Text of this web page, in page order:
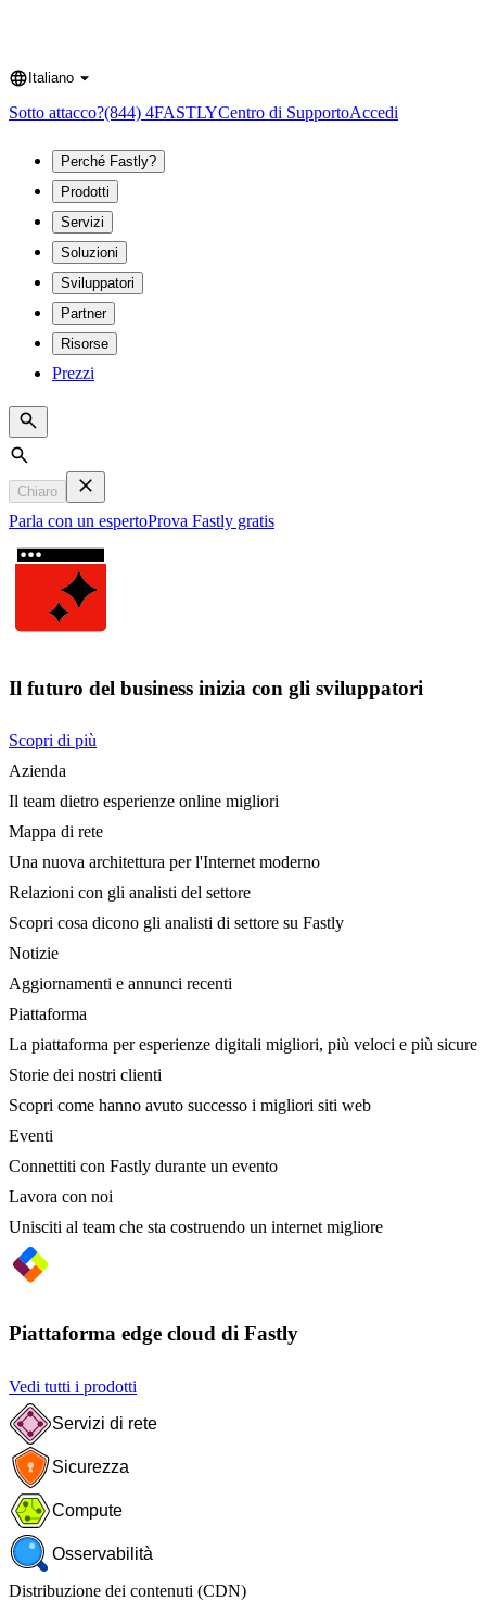
Language
Italiano
Sotto attacco?(844) 4FASTLYCentro di SupportoAccedi
Perché Fastly?
Prodotti
Servizi
Soluzioni
Sviluppatori
Partner
Risorse
Prezzi
Search
Chiaro
Parla con un espertoProva Fastly gratis
Il futuro del business inizia con gli sviluppatori
Scopri di più
Azienda
Il team dietro esperienze online migliori
Mappa di rete
Una nuova architettura per l'Internet moderno
Relazioni con gli analisti del settore
Scopri cosa dicono gli analisti di settore su Fastly
Notizie
Aggiornamenti e annunci recenti
Piattaforma
La piattaforma per esperienze digitali migliori, più veloci e più sicure
Storie dei nostri clienti
Scopri come hanno avuto successo i migliori siti web
Eventi
Connettiti con Fastly durante un evento
Lavora con noi
Unisciti al team che sta costruendo un internet migliore
Piattaforma edge cloud di Fastly
Vedi tutti i prodotti
Servizi di rete
Sicurezza
Compute
Osservabilità
Distribuzione dei contenuti (CDN)